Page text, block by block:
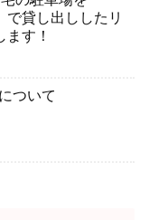
で貸し出ししたリ
す！
ついて